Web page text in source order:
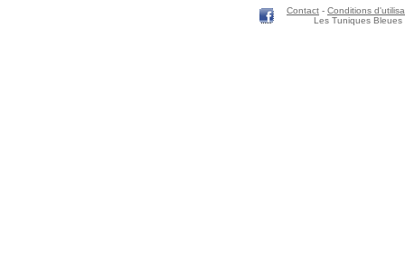
Contact - Conditions
Les Tuniques